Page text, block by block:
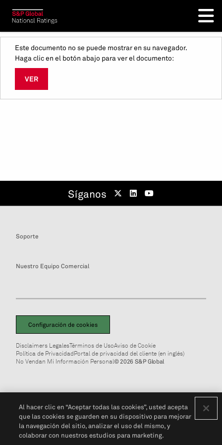
Este documento no se puede mostrar en su navegador.
Haga clic en el botón abajo para ver el documento:
VER
Síganos
Soporte
Nuestro Equipo Comercial
Configuración de cookies
Disclaimers LegalesTérminos de UsoAviso de Cookie
Política de PrivacidadPortal de privacidad del cliente (en inglés)
No Vendan Mi Información Personal© 2026 S&P Global
Al hacer clic en “Aceptar todas las cookies”, usted acepta
que las cookies se guarden en su dispositivo para mejorar
la navegación del sitio, analizar el uso del mismo, y
colaborar con nuestros estudios para marketing.